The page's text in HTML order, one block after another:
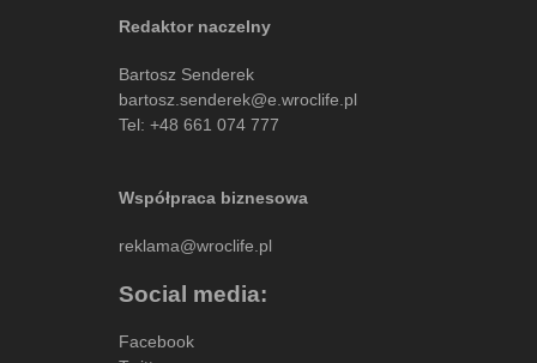
Redaktor naczelny
Bartosz Senderek
bartosz.senderek@e.wroclife.pl
Tel: +48 661 074 777
Współpraca biznesowa
reklama@wroclife.pl
Social media:
Facebook